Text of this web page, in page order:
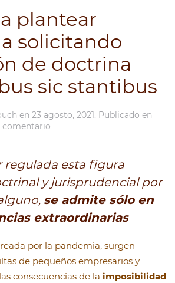
plantear
solicitando
de doctrina
sic stantibus
en 23 agosto, 2021. Publicado en
comentario
regulada esta figura
y jurisprudencial por
se admite sólo en
extraordinarias
por la pandemia, surgen
de pequeños empresarios y
consecuencias de la imposibilidad